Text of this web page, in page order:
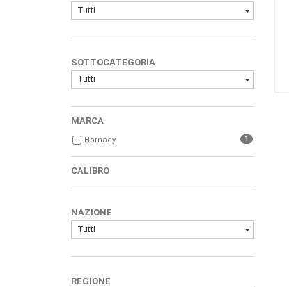
Tutti
SOTTOCATEGORIA
Tutti
MARCA
Hornady 1
CALIBRO
NAZIONE
Tutti
REGIONE